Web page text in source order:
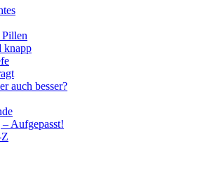
Pillen
knapp
auch besser?
Aufgepasst!